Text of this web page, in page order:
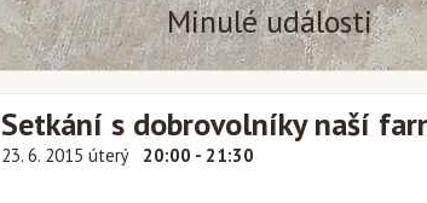
Minulé události
Setkání s dobrovolníky naší
23. 6. 2015 úterý 20:00 - 21:30